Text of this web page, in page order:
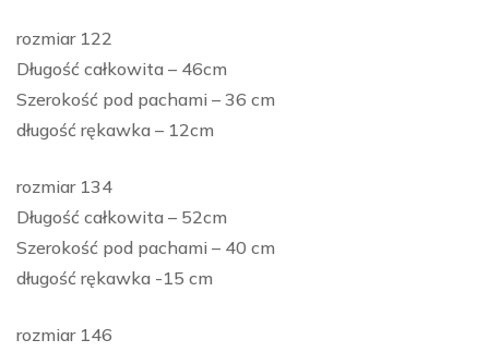
rozmiar 122
Długość całkowita – 46cm
Szerokość pod pachami – 36 cm
długość rękawka – 12cm
rozmiar 134
Długość całkowita – 52cm
Szerokość pod pachami – 40 cm
długość rękawka -15 cm
rozmiar 146